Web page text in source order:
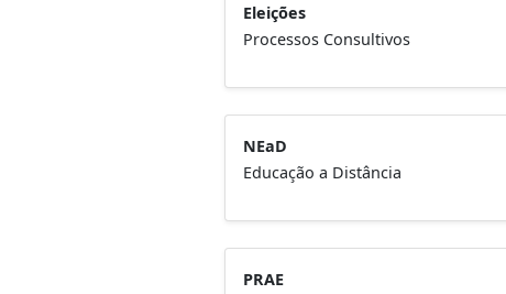
Eleições
Processos Consultivos
NEaD
Educação a Distância
PRAE